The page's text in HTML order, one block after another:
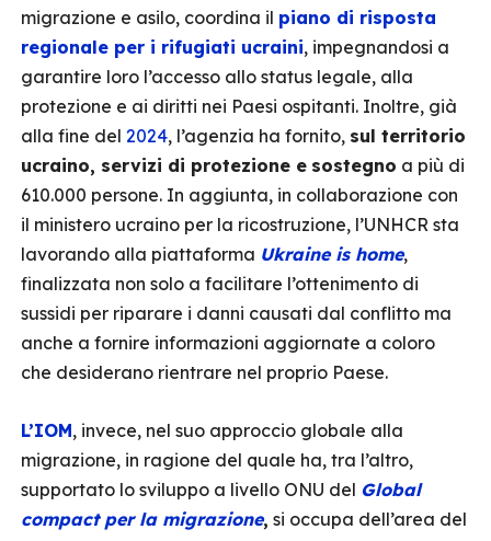
migrazione e asilo, coordina il piano di risposta
regionale per i rifugiati ucraini, impegnandosi a
garantire loro l’accesso allo status legale, alla
protezione e ai diritti nei Paesi ospitanti. Inoltre, già
alla fine del 2024, l’agenzia ha fornito, sul territorio
ucraino, servizi di protezione e sostegno a più di
610.000 persone. In aggiunta, in collaborazione con
il ministero ucraino per la ricostruzione, l’UNHCR sta
lavorando alla piattaforma Ukraine is home,
finalizzata non solo a facilitare l’ottenimento di
sussidi per riparare i danni causati dal conflitto ma
anche a fornire informazioni aggiornate a coloro
che desiderano rientrare nel proprio Paese.
L’IOM, invece, nel suo approccio globale alla
migrazione, in ragione del quale ha, tra l’altro,
supportato lo sviluppo a livello ONU del Global
compact per la migrazione, si occupa dell’area del